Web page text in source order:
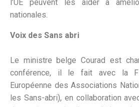
l’UE peuvent les aider à
nationales.
Voix des Sans abri
Le ministre belge Courad est
conférence, il le fait avec la
Européenne des Associations
les Sans-abri), en collaboration